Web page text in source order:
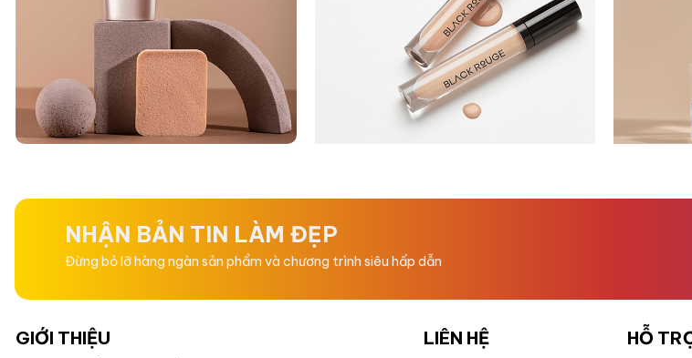
NHẬN BẢN TIN LÀM ĐẸP
Đừng bỏ lỡ hàng ngàn sản phẩm và chương trình siêu hấp dẫn
GIỚI THIỆU LIÊN HỆ HỖ